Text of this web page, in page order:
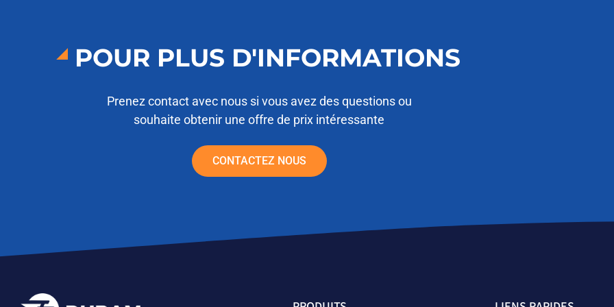
POUR PLUS D'INFORMATIONS
Prenez contact avec nous si vous avez des questions ou
souhaite obtenir une offre de prix intéressante
CONTACTEZ NOUS